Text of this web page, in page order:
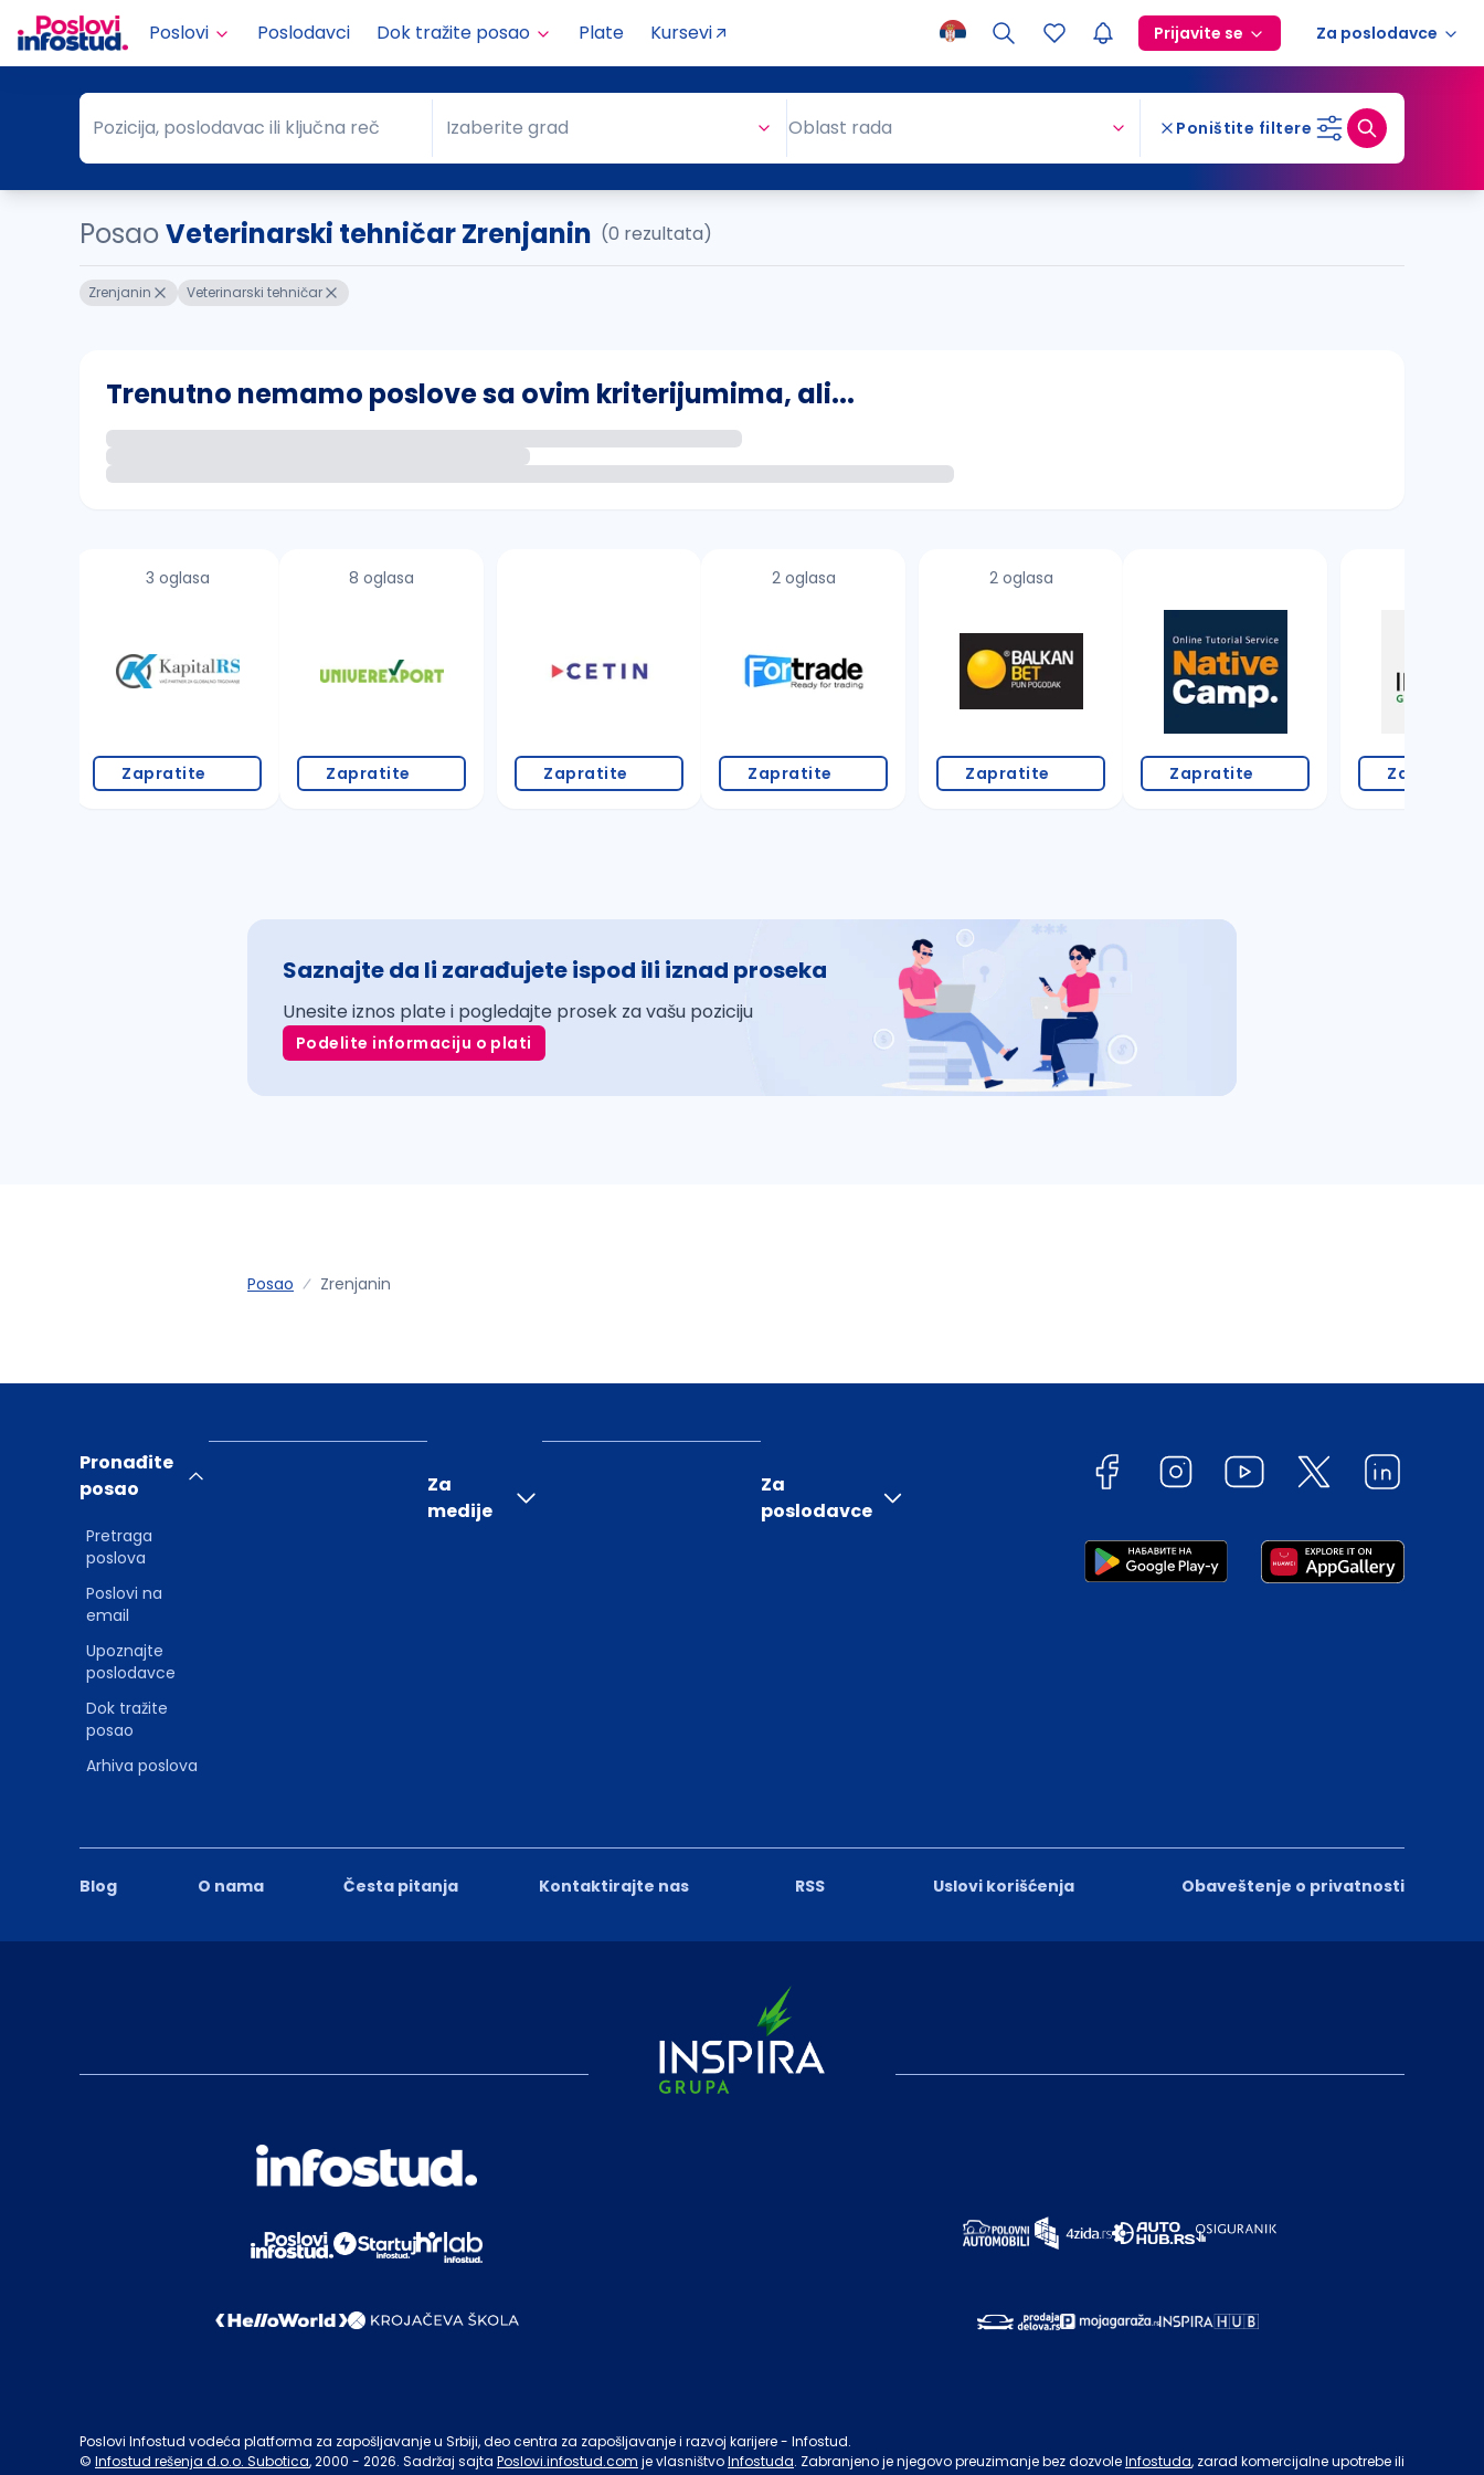
Poslovi Poslodavci Dok tražite posao Plate Kursevi Prijavite se Za poslodavce
Pozicija, poslodavac ili ključna reč
Pozicija, poslodavac ili ključna reč Grad
Izaberite grad Oblast rada Poništite filtere
PosaoVeterinarski tehničar Zrenjanin (0 rezultata)
Zrenjanin Veterinarski tehničar
Trenutno nemamo poslove sa ovim kriterijumima, ali...
proverite pravopisne greške (koristite č, ć, š, đ, ž, dž)
povećajte radijus za odabrani grad
3 oglasa
Zapratite
8 oglasa
Zapratite Zapratite
2 oglasa
Zapratite
2 oglasa
Zapratite Zapratite Zapratite
Saznajte da li zarađujete ispod ili iznad proseka
Unesite iznos plate i pogledajte prosek za vašu poziciju
Podelite informaciju o plati
Posao Zrenjanin
Blog O nama Česta pitanja Kontaktirajte nas RSS Uslovi korišćenja Obaveštenje o privatnosti
Pronađite
posao
Pretraga
poslova
Poslovi na
email
Upoznajte
poslodavce
Dok tražite
posao
Arhiva poslova
Za
medije
Za
poslodavce
Poslovi Infostud vodeća platforma za zapošljavanje u Srbiji, deo centra za zapošljavanje i razvoj karijere - Infostud.
© Infostud rešenja d.o.o. Subotica, 2000 - 2026. Sadržaj sajta Poslovi.infostud.com je vlasništvoInfostuda. Zabranjeno je njegovo preuzimanje bez dozvoleInfostuda, zarad komercijalne upotrebe ili